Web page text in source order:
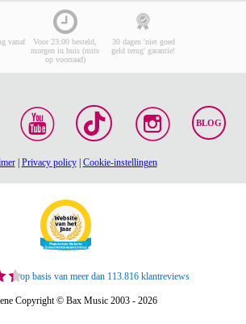
vanaf
Voor 23:00 besteld,
morgen in huis (mits
op voorraad)
30 dagen 'niet goed
geld terug' garantie!
BLOG
| Privacy policy| Cookie-instellingen
op basis van meer dan 113.816 klantreviews
Copyright © Bax Music 2003 - 2026